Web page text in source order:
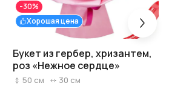
Хорошая цена
-30%
Букет из гербер, хризантем,
роз «Нежное сердце»
50 см 30 см